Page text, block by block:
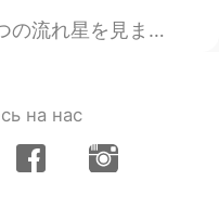
球みたいな世界がいくつあるのかな？ ー 明日からまた仕事です。ちょっと悲...
на нас